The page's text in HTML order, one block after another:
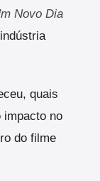
Novo Dia
quais
impacto no
do filme